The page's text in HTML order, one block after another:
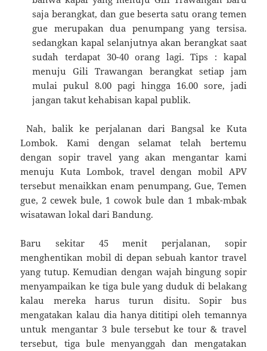
saja berangkat, dan gue beserta satu orang temen
gue merupakan dua penumpang yang tersisa.
sedangkan kapal selanjutnya akan berangkat saat
sudah terdapat 30-40 orang lagi. Tips : kapal
menuju Gili Trawangan berangkat setiap jam
mulai pukul 8.00 pagi hingga 16.00 sore, jadi
jangan takut kehabisan kapal publik.
Nah, balik ke perjalanan dari Bangsal ke Kuta
Lombok. Kami dengan selamat telah bertemu
dengan sopir travel yang akan mengantar kami
menuju Kuta Lombok, travel dengan mobil APV
tersebut menaikkan enam penumpang, Gue, Temen
gue, 2 cewek bule, 1 cowok bule dan 1 mbak-mbak
wisatawan lokal dari Bandung.
Baru sekitar 45 menit perjalanan, sopir
menghentikan mobil di depan sebuah kantor travel
yang tutup. Kemudian dengan wajah bingung sopir
menyampaikan ke tiga bule yang duduk di belakang
kalau mereka harus turun disitu. Sopir bus
mengatakan kalau dia hanya dititipi oleh temannya
untuk mengantar 3 bule tersebut ke tour & travel
tersebut, tiga bule menyanggah dan mengatakan